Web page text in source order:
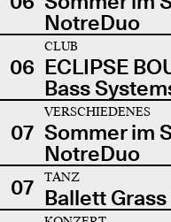
NotreDuo
06
CLUB
ECLIPSE
Bass
07
VERSCHIEDENES
Sommer im
NotreDuo
07
TANZ
Ballett